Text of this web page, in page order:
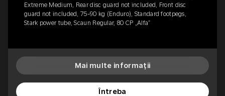
Extreme Medium, Rear disc guard not included, Front disc
guard not included, 75-90 kg (Enduro), Standard footpegs,
Stark power tube, Scaun Regular, 80 CP „Alfa”
Mai multe informații
Întreba